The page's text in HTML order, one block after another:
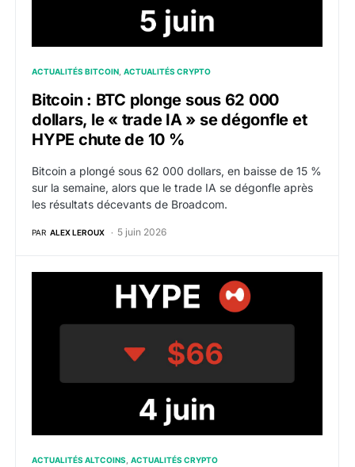
ACTUALITÉS BITCOIN ACTUALITÉS CRYPTO
Bitcoin : BTC plonge sous 62 000
dollars, le « trade IA » se dégonfle et
HYPE chute de 10 %
Bitcoin a plongé sous 62 000 dollars, en baisse de 15 %
sur la semaine, alors que le trade IA se dégonfle après
les résultats décevants de Broadcom.
PAR ALEX LEROUX 5 juin 2026
Hyperliquid : HYPE décroche après la sortie
ACTUALITÉS ALTCOINS ACTUALITÉS CRYPTO